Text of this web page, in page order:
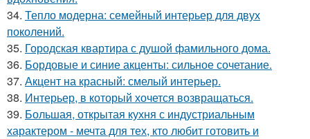
34. Тепло модерна: семейный интерьер для двух
поколений.
35. Городская квартира с душой фамильного дома.
36. Бордовые и синие акценты: сильное сочетание.
37. Акцент на красный: смелый интерьер.
38. Интерьер, в который хочется возвращаться.
39. Большая, открытая кухня с индустриальным
характером - мечта для тех, кто любит готовить и